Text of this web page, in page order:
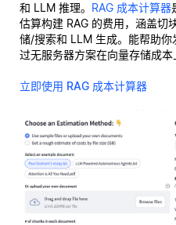
和 LLM 推理。 RAG 成本计算器
估算构建 RAG 的费用，涵盖
储/搜索和 LLM 生成。能帮助
过无服务器方案在向量存储成本
立即使用 RAG 成本计算器